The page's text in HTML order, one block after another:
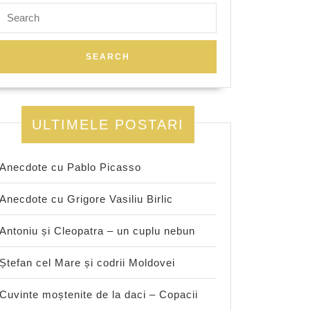
ULTIMELE POSTARI
Anecdote cu Pablo Picasso
Anecdote cu Grigore Vasiliu Birlic
Antoniu și Cleopatra – un cuplu nebun
Ștefan cel Mare și codrii Moldovei
Cuvinte moștenite de la daci – Copacii